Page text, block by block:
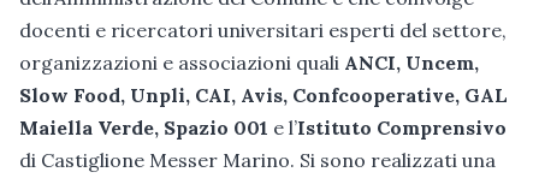
docenti e ricercatori universitari esperti del settore,
organizzazioni e associazioni quali ANCI, Uncem,
Slow Food, Unpli, CAI, Avis, Confcooperative, GAL
Maiella Verde, Spazio 001 e l’Istituto Comprensivo
di Castiglione Messer Marino. Si sono realizzati una